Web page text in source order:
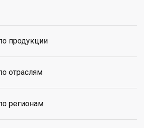
продукции
отраслям
регионам